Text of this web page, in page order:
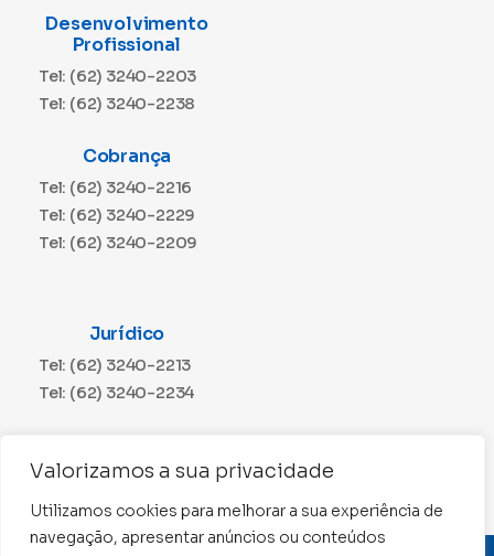
Valorizamos a sua privacidade
Utilizamos cookies para melhorar a sua experiência de
navegação, apresentar anúncios ou conteúdos
Desenvolvimento
Profissional
Tel: (62) 3240-2203
Tel: (62) 3240-2238
Cobrança
Tel: (62) 3240-2216
Tel: (62) 3240-2229
Tel: (62) 3240-2209
Jurídico
Tel: (62) 3240-2213
Tel: (62) 3240-2234
Tel: (62) 3240-2230